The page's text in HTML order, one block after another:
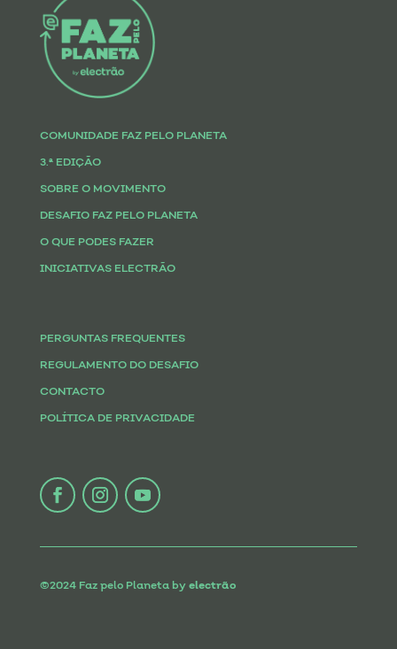
COMUNIDADE FAZ PELO PLANETA
3.ª EDIÇÃO
SOBRE O MOVIMENTO
DESAFIO FAZ PELO PLANETA
O QUE PODES FAZER
INICIATIVAS ELECTRÃO
PERGUNTAS FREQUENTES
REGULAMENTO DO DESAFIO
CONTACTO
POLÍTICA DE PRIVACIDADE
©2024 Faz pelo Planeta byelectrão